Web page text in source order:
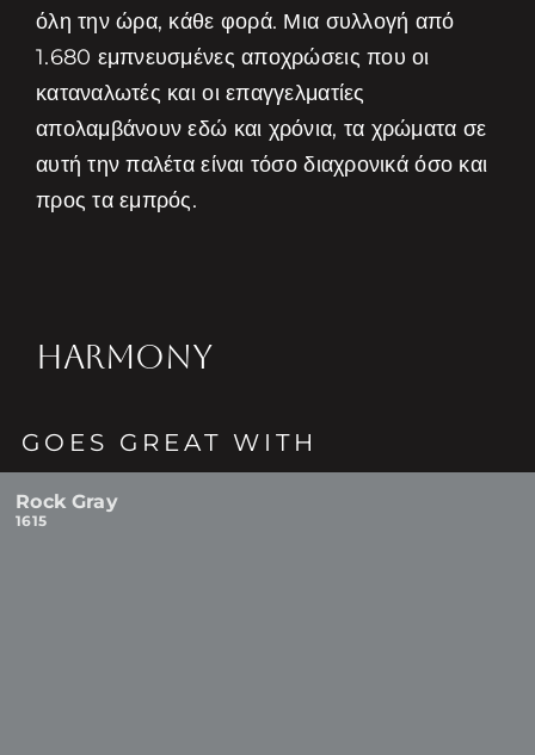
όλη την ώρα, κάθε φορά. Μια συλλογή από
1.680 εμπνευσμένες αποχρώσεις που οι
καταναλωτές και οι επαγγελματίες
απολαμβάνουν εδώ και χρόνια, τα χρώματα σε
αυτή την παλέτα είναι τόσο διαχρονικά όσο και
προς τα εμπρός.
HARMONY
GOES GREAT WITH
Rock Gray
1615